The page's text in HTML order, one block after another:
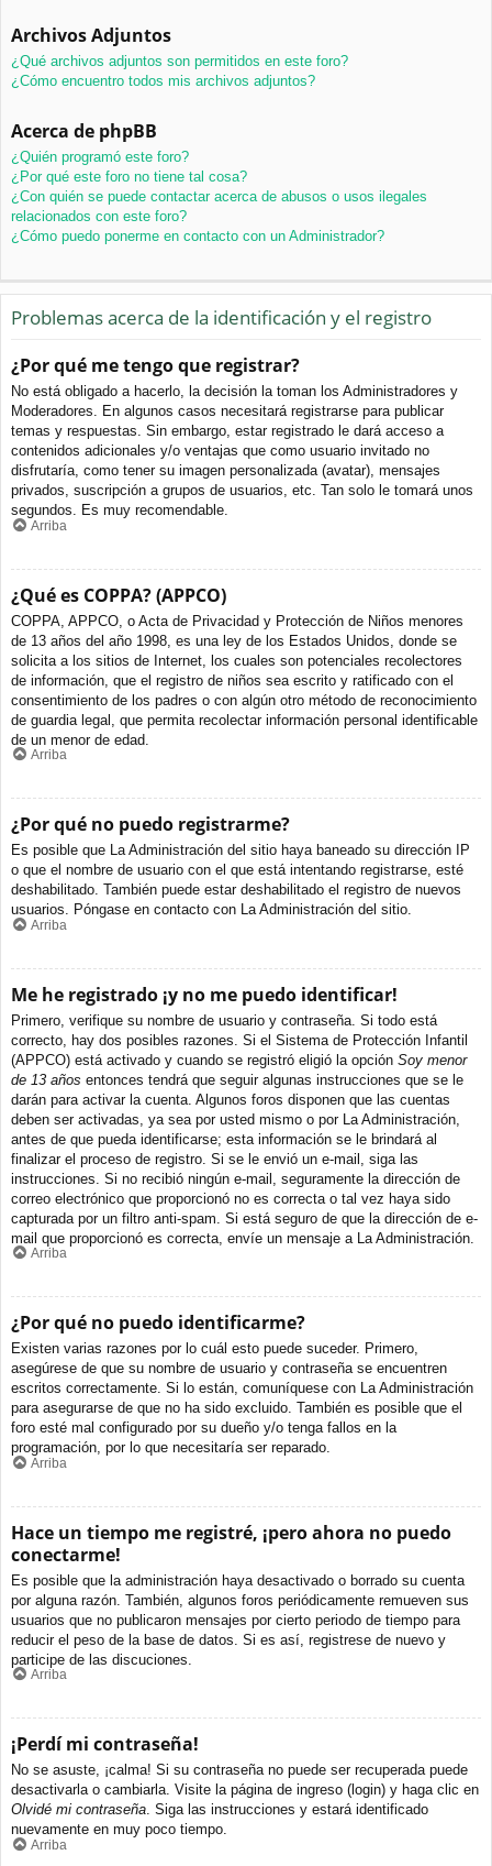
Archivos Adjuntos
¿Qué archivos adjuntos son permitidos en este foro?
¿Cómo encuentro todos mis archivos adjuntos?
Acerca de phpBB
¿Quién programó este foro?
¿Por qué este foro no tiene tal cosa?
¿Con quién se puede contactar acerca de abusos o usos ilegales
relacionados con este foro?
¿Cómo puedo ponerme en contacto con un Administrador?
Problemas acerca de la identificación y el registro
¿Por qué me tengo que registrar?
No está obligado a hacerlo, la decisión la toman los Administradores y
Moderadores. En algunos casos necesitará registrarse para publicar
temas y respuestas. Sin embargo, estar registrado le dará acceso a
contenidos adicionales y/o ventajas que como usuario invitado no
disfrutaría, como tener su imagen personalizada (avatar), mensajes
privados, suscripción a grupos de usuarios, etc. Tan solo le tomará unos
segundos. Es muy recomendable.
Arriba
¿Qué es COPPA? (APPCO)
COPPA, APPCO, o Acta de Privacidad y Protección de Niños menores
de 13 años del año 1998, es una ley de los Estados Unidos, donde se
solicita a los sitios de Internet, los cuales son potenciales recolectores
de información, que el registro de niños sea escrito y ratificado con el
consentimiento de los padres o con algún otro método de reconocimiento
de guardia legal, que permita recolectar información personal identificable
de un menor de edad.
Arriba
¿Por qué no puedo registrarme?
Es posible que La Administración del sitio haya baneado su dirección IP
o que el nombre de usuario con el que está intentando registrarse, esté
deshabilitado. También puede estar deshabilitado el registro de nuevos
usuarios. Póngase en contacto con La Administración del sitio.
Arriba
Me he registrado ¡y no me puedo identificar!
Primero, verifique su nombre de usuario y contraseña. Si todo está
correcto, hay dos posibles razones. Si el Sistema de Protección Infantil
(APPCO) está activado y cuando se registró eligió la opción Soy menor
de 13 años entonces tendrá que seguir algunas instrucciones que se le
darán para activar la cuenta. Algunos foros disponen que las cuentas
deben ser activadas, ya sea por usted mismo o por La Administración,
antes de que pueda identificarse; esta información se le brindará al
finalizar el proceso de registro. Si se le envió un e-mail, siga las
instrucciones. Si no recibió ningún e-mail, seguramente la dirección de
correo electrónico que proporcionó no es correcta o tal vez haya sido
capturada por un filtro anti-spam. Si está seguro de que la dirección de e-
mail que proporcionó es correcta, envíe un mensaje a La Administración.
Arriba
¿Por qué no puedo identificarme?
Existen varias razones por lo cuál esto puede suceder. Primero,
asegúrese de que su nombre de usuario y contraseña se encuentren
escritos correctamente. Si lo están, comuníquese con La Administración
para asegurarse de que no ha sido excluido. También es posible que el
foro esté mal configurado por su dueño y/o tenga fallos en la
programación, por lo que necesitaría ser reparado.
Arriba
Hace un tiempo me registré, ¡pero ahora no puedo
conectarme!
Es posible que la administración haya desactivado o borrado su cuenta
por alguna razón. También, algunos foros periódicamente remueven sus
usuarios que no publicaron mensajes por cierto periodo de tiempo para
reducir el peso de la base de datos. Si es así, registrese de nuevo y
participe de las discuciones.
Arriba
¡Perdí mi contraseña!
No se asuste, ¡calma! Si su contraseña no puede ser recuperada puede
desactivarla o cambiarla. Visite la página de ingreso (login) y haga clic en
Olvidé mi contraseña. Siga las instrucciones y estará identificado
nuevamente en muy poco tiempo.
Arriba